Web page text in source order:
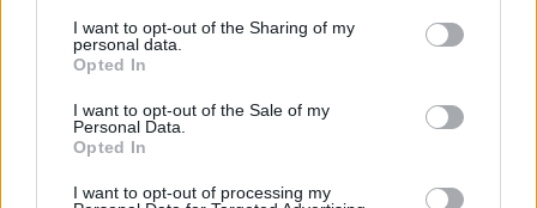
I want to opt-out of the Sharing of my
personal data.
Opted In
I want to opt-out of the Sale of my
Personal Data.
Opted In
I want to opt-out of processing my
Přihlásit se a odpovědět #42927
Marina |Předmět: 25.09.24 10:34:34